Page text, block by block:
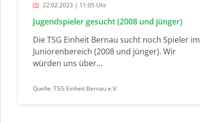
22.02.2023 | 11:05 Uhr
Jugendspieler gesucht (2008 und jünger)
Die TSG Einheit Bernau sucht noch Spieler im
Juniorenbereich (2008 und jünger). Wir
würden uns über...
Quelle: TSG Einheit Bernau e.V.